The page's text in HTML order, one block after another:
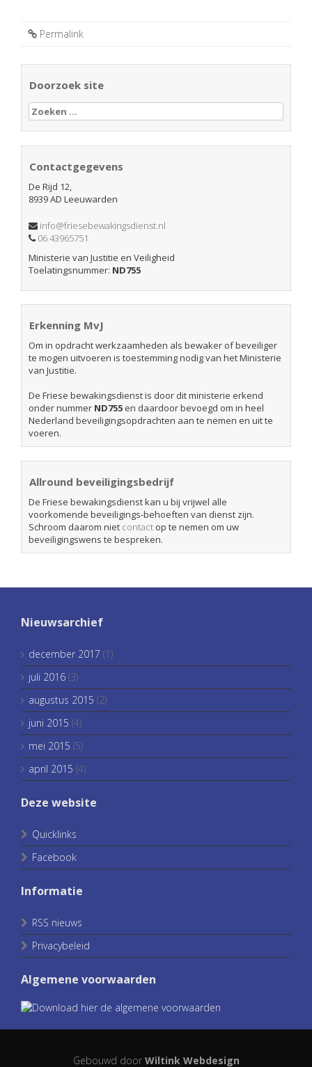
Permalink
Doorzoek site
Zoeken
naar:
Contactgegevens
De Rijd 12,
8939 AD Leeuwarden
info@friesebewakingsdienst.nl
06 43965751
Ministerie van Justitie en Veiligheid
Toelatingsnummer: ND755
Erkenning MvJ
Om in opdracht werkzaamheden als bewaker of beveiliger
te mogen uitvoeren is toestemming nodig van het Ministerie
van Justitie.
De Friese bewakingsdienst is door dit ministerie erkend
onder nummer ND755 en daardoor bevoegd om in heel
Nederland beveiligingsopdrachten aan te nemen en uit te
voeren.
Allround beveiligingsbedrijf
De Friese bewakingsdienst kan u bij vrijwel alle
voorkomende beveiligings-behoeften van dienst zijn.
Schroom daarom niet contact op te nemen om uw
beveiligingswens te bespreken.
Nieuwsarchief
december 2017 (1)
juli 2016 (3)
augustus 2015 (2)
juni 2015 (4)
mei 2015 (5)
april 2015 (4)
Deze website
Quicklinks
Facebook
Informatie
RSS nieuws
Privacybeleid
Algemene voorwaarden
Gebouwd door Wiltink Webdesign